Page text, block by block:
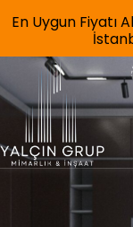
En Uygun Fiyatı